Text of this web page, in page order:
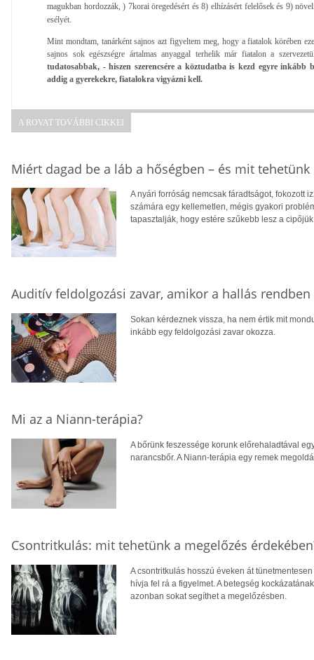
magukban hordozzák, ) 7korai öregedésért és 8) elhízásért felelősek és 9)
esélyét.
Mint mondtam, tanárként sajnos azt figyeltem meg, hogy a fiatalok körében
sajnos sok egészségre ártalmas anyaggal terhelik már fiatalon a
tudatosabbak, - hiszen szerencsére a köztudatba is kezd egyre inkább
addig a gyerekekre, fiatalokra vigyázni kell.
A ROVAT TOVÁBBI CIKKEI
Miért dagad be a láb a hőségben – és mit tehetünk
A nyári forróság nemcsak fáradtságot, fokozott
számára egy kellemetlen, mégis gyakori
tapasztalják, hogy estére szűkebb lesz a
Auditív feldolgozási zavar, amikor a hallás
Sokan kérdeznek vissza, ha nem értik mit
inkább egy feldolgozási zavar okozza.
Mi az a Niann-terápia?
A bőrünk feszessége korunk előrehaladtával
narancsbőr. A Niann-terápia egy remek
Csontritkulás: mit tehetünk a megelőzés
A csontritkulás hosszú éveken át
hívja fel rá a figyelmet. A betegség
azonban sokat segíthet a megelőzésben.